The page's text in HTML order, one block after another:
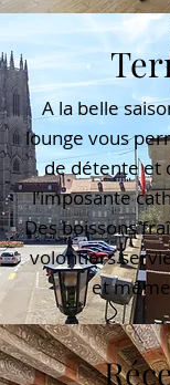
A la belle
lounge vous
de détente et
l’imposante
Des boissons
volontiers
et